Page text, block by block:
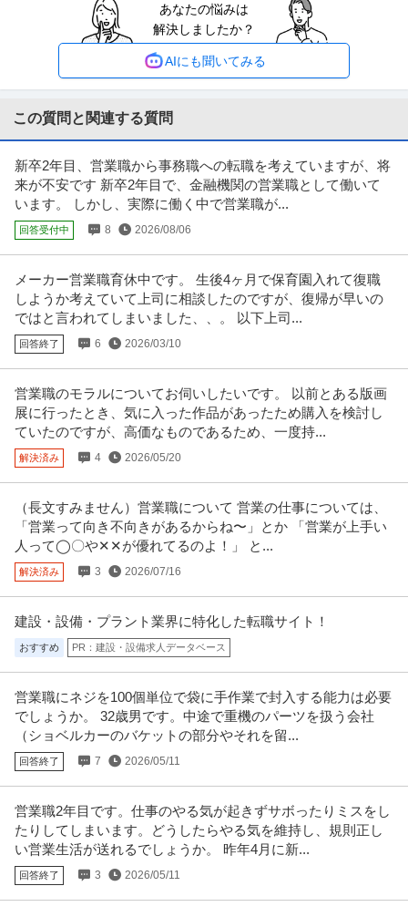
月5万円／公務員向け／年休120日（土日休み）／2026年2月立ち
上げ〜セミナーや広告で集客した顧客に対して投資用不動産のア
株式会社日成アドバンス
年間休日120日以上 土日休み
年収800万円〜2,000万円
【職種】営業＞法人営業 【業種】不動産＞デベロッパー ※会員属性などに応
じ、当該求人をビズリーチ上…続きを見る
営業企画 ／ 「新宿勤務」業務スタッフ（営業アシスタント）
株式会社大塚商会
正社員 在宅ワーク キャリアアップ制度 職場内禁煙
年収400万円〜700万円
【職種】営業＞営業企画 【業種】IT・インターネット＞インターネットサー
ビス ※会員属性などに応じ…続きを見る
提供：ビズリーチ
物流企画・物流管理 ／ 「バックオフィス」人と環境に優しいオー
ガニック商品を／バックオフィスから支える／ Excelスキルを活
大興貿易株式会社
残業月20時間以内
【職種】管理＞物流企画・物流管理 【業種】商社＞専門商社 ※会員属性など
に応じ、当該求人をビズリー…続きを見る
提供：ビズリーチ
業務委託 未経験OK 主婦・主夫歓迎 シフト制
月給40万円〜90万円
安定して稼ぎたい方大募集！／月収40〜60万円以上も目指せる／ご希望の案
件を一緒に 【特徴・メリッ…続きを見る
提供：株式会社ラストワンマイル・パートナーズ
カスタマーサポート・ヘルプデスク ／ ◢◤カスタマーサポート
（土日勤務）◢◤売上830億円達成の外資系ハードウェアメーカー
アンカー・ジャパン株式会社
年収400万円〜600万円
【職種】営業＞カスタマーサポート・ヘルプデスク 【業種】IT・インターネ
ット＞インターネットサービ…続きを見る
業月10h
株式会社ヴェリタス・インベストメント
新着 正社員 インセンティブあり 経験者優遇 産休・育休実績あり
年収800万円
【職種】営業＞個人営業 【業種】不動産＞デベロッパー ※会員属性などに応
あなたの悩みは
解決しましたか？
AIにも聞いてみる
この質問と関連する質問
新卒2年目、営業職から事務職への転職を考えていますが、将
来が不安です 新卒2年目で、金融機関の営業職として働いて
います。 しかし、実際に働く中で営業職が...
回答受付中 8 2026/08/06
メーカー営業職育休中です。 生後4ヶ月で保育園入れて復職
しようか考えていて上司に相談したのですが、復帰が早いの
ではと言われてしまいました、、。 以下上司...
回答終了 6 2026/03/10
営業職のモラルについてお伺いしたいです。 以前とある版画
展に行ったとき、気に入った作品があったため購入を検討し
ていたのですが、高価なものであるため、一度持...
解決済み 4 2026/05/20
（長文すみません）営業職について 営業の仕事については、
「営業って向き不向きがあるからね〜」とか 「営業が上手い
人って◯〇や✕✕が優れてるのよ！」 と...
解決済み 3 2026/07/16
建設・設備・プラント業界に特化した転職サイト！
おすすめ PR：建設・設備求人データベース
営業職にネジを100個単位で袋に手作業で封入する能力は必要
でしょうか。 32歳男です。中途で重機のパーツを扱う会社
（ショベルカーのバケットの部分やそれを留...
回答終了 7 2026/05/11
営業職2年目です。仕事のやる気が起きずサボったりミスをし
たりしてしまいます。どうしたらやる気を維持し、規則正し
い営業生活が送れるでしょうか。 昨年4月に新...
回答終了 3 2026/05/11